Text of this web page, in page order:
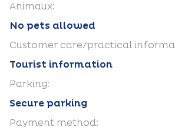
Animaux:
No pets allowed
Customer care/practical
Tourist information
Parking:
Secure parking
Payment method: